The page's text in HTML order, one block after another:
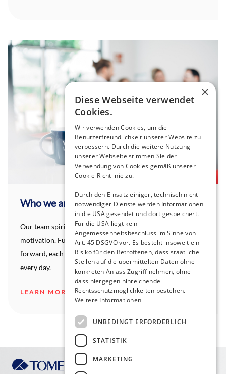
Who we are
Our team spirit thrives on contagious joy and mutual
motivation. Full of energy and hungry to push things
forward, each of us contributes to the unique TOMEY spirit
every day.
LEARN MORE ABOUT THE TOMEY TEAM
×
Diese Webseite verwendet
Cookies.
Wir verwenden Cookies, um die
Benutzerfreundlichkeit unserer Website zu
verbessern. Durch die weitere Nutzung
unserer Webseite stimmen Sie der
Verwendung von Cookies gemäß unserer
Cookie-Richtlinie zu.
Durch den Einsatz einiger, technisch nicht
notwendiger Dienste werden Informationen
in die USA gesendet und dort gespeichert.
Für die USA liegt kein
Angemessenheitsbeschluss im Sinne von
Art. 45 DSGVO vor. Es besteht insoweit ein
Risiko für den Betroffenen, dass staatliche
Stellen auf die übermittelten Daten ohne
konkreten Anlass Zugriff nehmen, ohne
dass hiergegen hinreichende
Rechtsschutzmöglichkeiten bestehen.
Weitere Informationen
UNBEDINGT ERFORDERLICH
STATISTIK
MARKETING